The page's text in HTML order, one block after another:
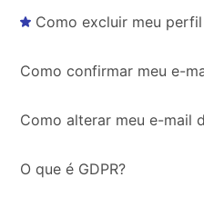
Como excluir meu perfil
Como confirmar meu e-
Como alterar meu e-mail
O que é GDPR?